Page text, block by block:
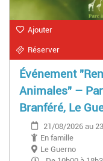
Ajouter
Réserver
Événement
Animales" –
Branféré, Le
21/08/2026 au
En famille
Le Guerno